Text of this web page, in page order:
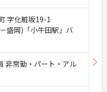
字化粧坂19-1
盛岡)「小牛田駅」バ
非常勤・パート・アル